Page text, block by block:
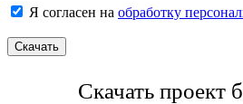
Я согласен на обработку
Скачать проект